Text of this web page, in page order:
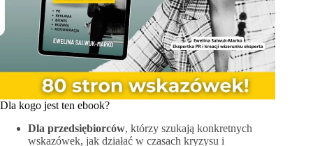
Dla kogo jest ten ebook?
Dla przedsiębiorców, którzy szukają konkretnych
wskazówek, jak działać w czasach kryzysu i